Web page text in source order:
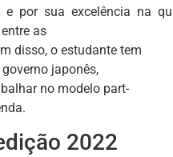
e por sua excelência na
as
disso, o estudante tem
japonês,
no modelo part-
2022